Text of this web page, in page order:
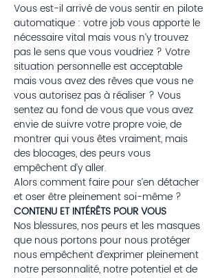
Vous est-il arrivé de vous sentir en pilote
automatique : votre job vous apporte le
nécessaire vital mais vous n’y trouvez
pas le sens que vous voudriez ? Votre
situation personnelle est acceptable
mais vous avez des rêves que vous ne
vous autorisez pas à réaliser ? Vous
sentez au fond de vous que vous avez
envie de suivre votre propre voie, de
montrer qui vous êtes vraiment, mais
des blocages, des peurs vous
empêchent d’y aller.
Alors comment faire pour s’en détacher
et oser être pleinement soi-même ?
CONTENU ET INTÉRÊTS POUR VOUS
Nos blessures, nos peurs et les masques
que nous portons pour nous protéger
nous empêchent d’exprimer pleinement
notre personnalité, notre potentiel et de